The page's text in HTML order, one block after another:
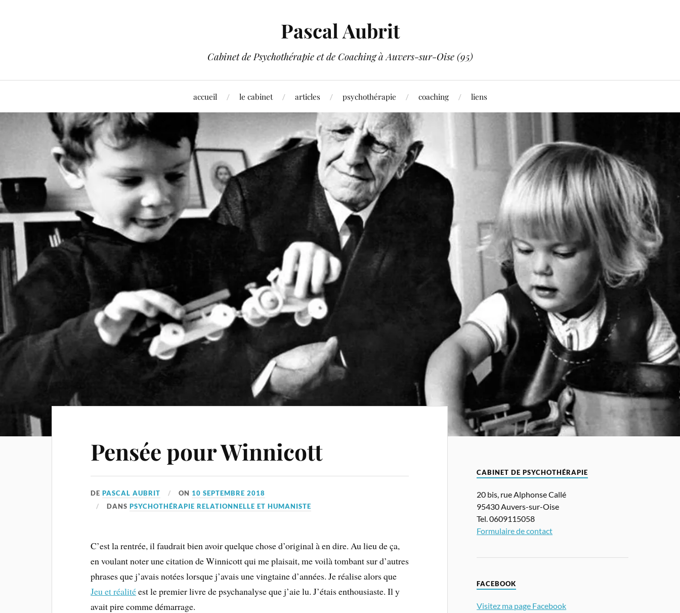
Pascal Aubrit
Cabinet de Psychothérapie et de Coaching à Auvers-sur-Oise (95)
accueil le cabinet articles psychothérapie coaching liens
Pensée pour Winnicott
DEPASCAL AUBRIT ON 10 SEPTEMBRE 2018
DANSPSYCHOTHÉRAPIE RELATIONNELLE ET HUMANISTE
C’est la rentrée, il faudrait bien avoir quelque chose d’original à en dire. Au lieu de ça,
en voulant noter une citation de Winnicott qui me plaisait, me voilà tombant sur d’autres
phrases que j’avais notées lorsque j’avais une vingtaine d’années. Je réalise alors que
Jeu et réalitéest le premier livre de psychanalyse que j’aie lu. J’étais enthousiaste. Il y
avait pire comme démarrage.
CABINET DE PSYCHOTHÉRAPIE
20 bis, rue Alphonse Callé
95430 Auvers-sur-Oise
Tel. 0609115058
Formulaire de contact
FACEBOOK
Visitez ma page Facebook